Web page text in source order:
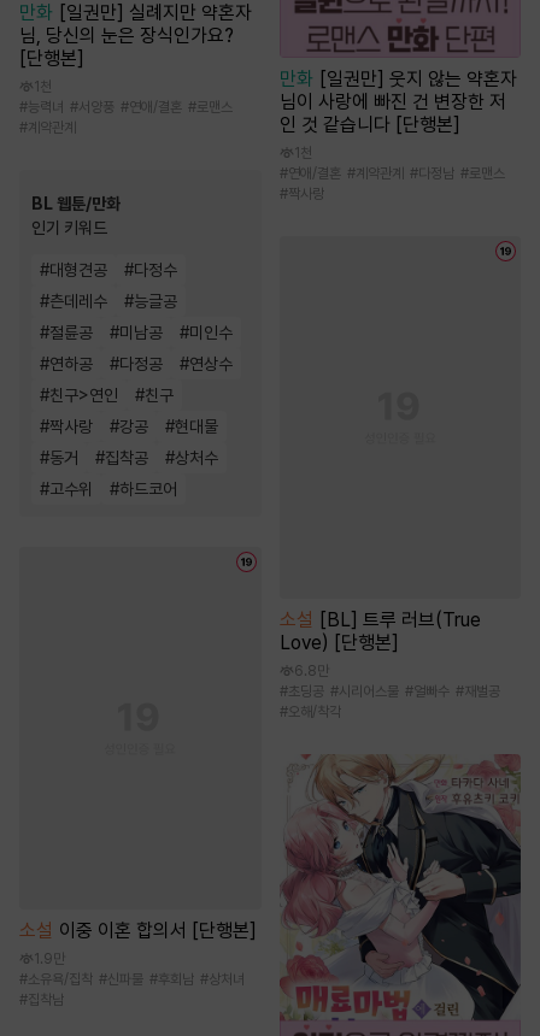
만화 [일권만] 실례지만 약혼자
님, 당신의 눈은 장식인가요?
[단행본]
1천
#능력녀 #서양풍 #연애/결혼 #로맨스
# 계약관계
BL 웹툰/만화
인기 키워드
#대형견공 #다정수
#츤데레수 #능글공
#절륜공 #미남공 #미인수
#연하공 #다정공 #연상수
#친구>연인 #친구
#짝사랑 #강공 #현대물
#동거 #집착공 #상처수
#고수위 #하드코어
소설 이중 이혼 합의서 [단행본]
1.9만
#소유욕/집착 #신파물 #후회남 #상처녀
#집착남
만화
[일권만] 웃지 않는 약혼자
님이 사랑에 빠진 건 변장한 저
인 것 같습니다 [단행본]
1천
#연애/결혼 #계약관계 #다정남 #로맨스
#짝사랑
소설 [BL] 트루 러브(True
Love) [단행본]
6.8만
#초딩공 #시리어스물 #얼빠수 #재벌공
#오해/착각